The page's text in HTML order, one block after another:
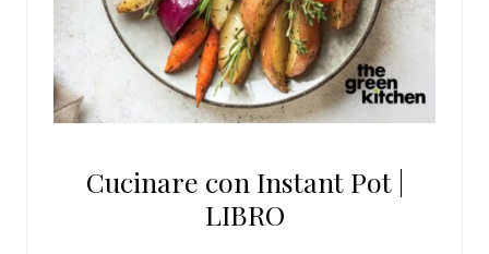
Cucinare con Instant Pot |
LIBRO